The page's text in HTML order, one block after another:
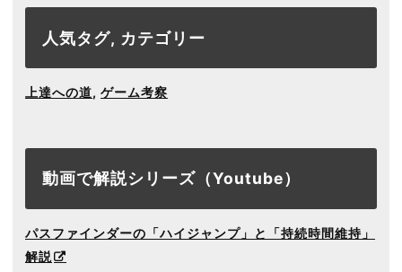
人気タグ, カテゴリー
上達への道, ゲーム考察
動画で解説シリーズ（Youtube）
パスファインダーの「ハイジャンプ」と「持続時間維持」
解説